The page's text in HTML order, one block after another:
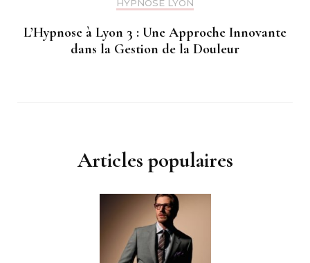
HYPNOSE LYON
L’Hypnose à Lyon 3 : Une Approche Innovante
dans la Gestion de la Douleur
Articles populaires